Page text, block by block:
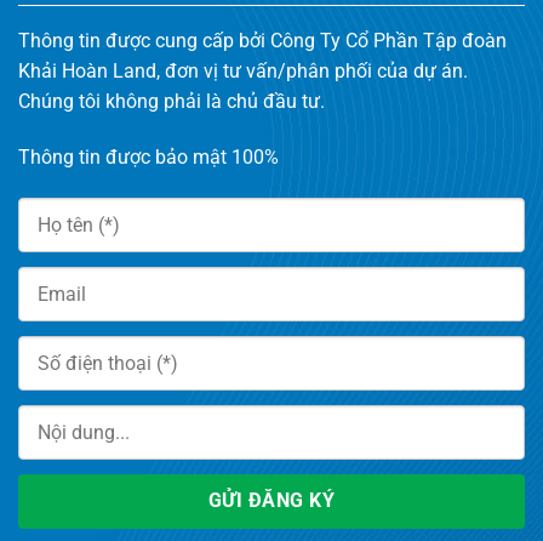
Thông tin được cung cấp bởi Công Ty Cổ Phần Tập đoàn
Khải Hoàn Land, đơn vị tư vấn/phân phối của dự án.
Chúng tôi không phải là chủ đầu tư.
Thông tin được bảo mật 100%